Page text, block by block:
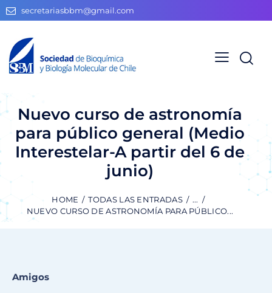
secretariasbbm@gmail.com
Nuevo curso de astronomía
para público general (Medio
Interestelar-A partir del 6 de
junio)
HOME TODAS LAS ENTRADAS
...
NUEVO CURSO DE ASTRONOMÍA PARA PÚBLICO...
Amigos